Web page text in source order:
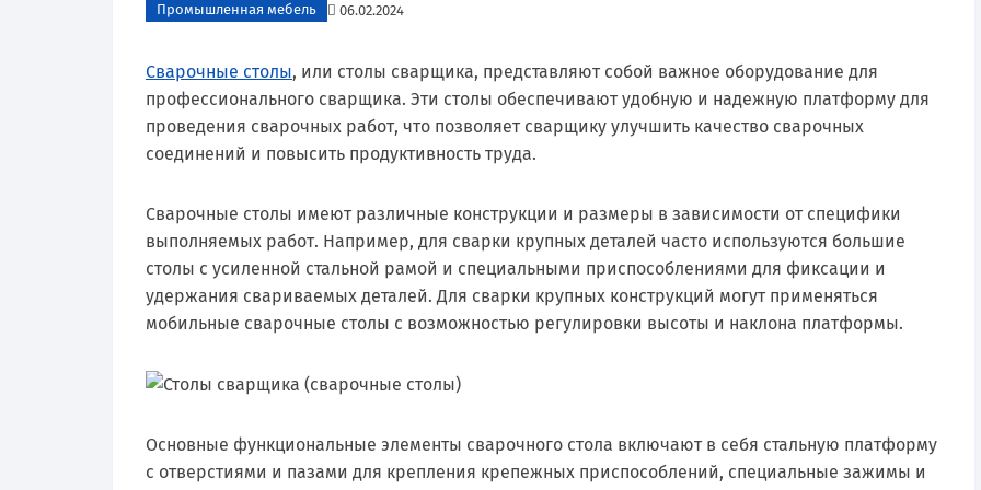
Промет
Рипост
Valberg
Промышленная мебель 06.02.2024
Сварочные столы, или столы сварщика, представляют собой важное оборудование для
профессионального сварщика. Эти столы обеспечивают удобную и надежную платформу для
проведения сварочных работ, что позволяет сварщику улучшить качество сварочных
соединений и повысить продуктивность труда.
Сварочные столы имеют различные конструкции и размеры в зависимости от специфики
выполняемых работ. Например, для сварки крупных деталей часто используются большие
столы с усиленной стальной рамой и специальными приспособлениями для фиксации и
удержания свариваемых деталей. Для сварки крупных конструкций могут применяться
мобильные сварочные столы с возможностью регулировки высоты и наклона платформы.
Основные функциональные элементы сварочного стола включают в себя стальную платформу
с отверстиями и пазами для крепления крепежных приспособлений, специальные зажимы и